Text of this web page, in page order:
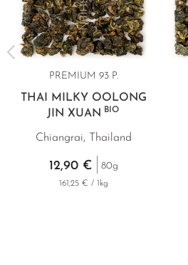
PREMIUM 93 P.
THAI MILKY OOLONG
JIN XUAN
BIO
Chiangrai, Thailand
12,90 € 80g
161,25 € / 1kg